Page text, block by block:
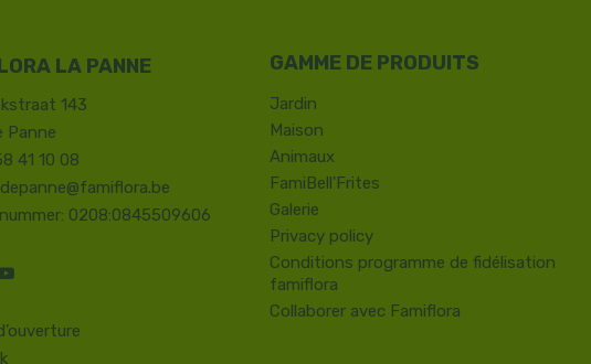
LA PANNE
143
Panne
41 10 08
0208:0845509606
Jardin
Maison
Animaux
FamiBell'Frites
Galerie
Privacy policy
Conditions programme de fidélisation
famiflora
Collaborer avec Famiflora